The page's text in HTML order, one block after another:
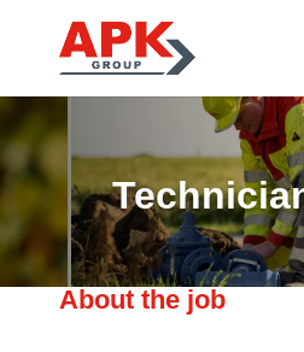
About the job